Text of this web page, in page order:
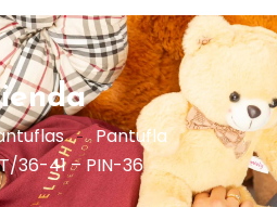
Pantufla
36-41 – PIN-36